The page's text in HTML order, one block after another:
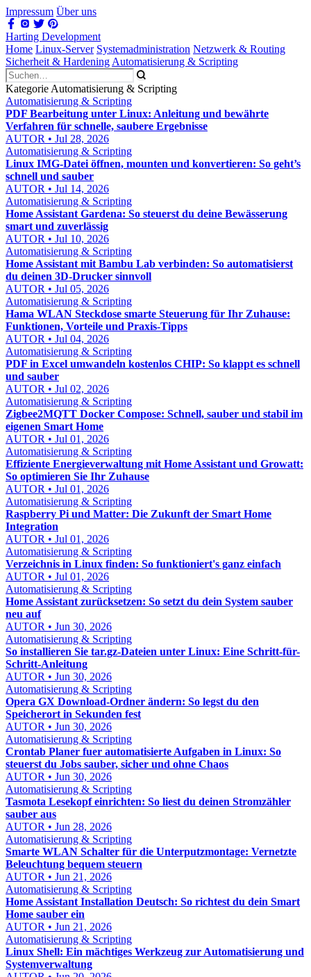
Impressum Über uns
Harting Development
Home Linux-Server Systemadministration Netzwerk & Routing
Sicherheit & Hardening Automatisierung & Scripting
Kategorie Automatisierung & Scripting
Automatisierung & Scripting
PDF Bearbeitung unter Linux: Anleitung und bewährte
Verfahren für schnelle, saubere Ergebnisse
AUTOR • Jul 28, 2026
Automatisierung & Scripting
Linux IMG-Datei öffnen, mounten und konvertieren: So geht’s
schnell und sauber
AUTOR • Jul 14, 2026
Automatisierung & Scripting
Home Assistant Gardena: So steuerst du deine Bewässerung
smart und zuverlässig
AUTOR • Jul 10, 2026
Automatisierung & Scripting
Home Assistant mit Bambu Lab verbinden: So automatisierst
du deinen 3D-Drucker sinnvoll
AUTOR • Jul 05, 2026
Automatisierung & Scripting
Hama WLAN Steckdose smarte Steuerung für Ihr Zuhause:
Funktionen, Vorteile und Praxis-Tipps
AUTOR • Jul 04, 2026
Automatisierung & Scripting
PDF in Excel umwandeln kostenlos CHIP: So klappt es schnell
und sauber
AUTOR • Jul 02, 2026
Automatisierung & Scripting
Zigbee2MQTT Docker Compose: Schnell, sauber und stabil im
eigenen Smart Home
AUTOR • Jul 01, 2026
Automatisierung & Scripting
Effiziente Energieverwaltung mit Home Assistant und Growatt:
So optimieren Sie Ihr Zuhause
AUTOR • Jul 01, 2026
Automatisierung & Scripting
Raspberry Pi und Matter: Die Zukunft der Smart Home
Integration
AUTOR • Jul 01, 2026
Automatisierung & Scripting
Verzeichnis in Linux finden: So funktioniert's ganz einfach
AUTOR • Jul 01, 2026
Automatisierung & Scripting
Home Assistant zurücksetzen: So setzt du dein System sauber
neu auf
AUTOR • Jun 30, 2026
Automatisierung & Scripting
So installieren Sie tar.gz-Dateien unter Linux: Eine Schritt-für-
Schritt-Anleitung
AUTOR • Jun 30, 2026
Automatisierung & Scripting
Opera GX Download-Ordner ändern: So legst du den
Speicherort in Sekunden fest
AUTOR • Jun 30, 2026
Automatisierung & Scripting
Crontab Planer fuer automatisierte Aufgaben in Linux: So
steuerst du Jobs sauber, sicher und ohne Chaos
AUTOR • Jun 30, 2026
Automatisierung & Scripting
Tasmota Lesekopf einrichten: So liest du deinen Stromzähler
sauber aus
AUTOR • Jun 28, 2026
Automatisierung & Scripting
Smarte WLAN Schalter für die Unterputzmontage: Vernetzte
Beleuchtung bequem steuern
AUTOR • Jun 21, 2026
Automatisierung & Scripting
Home Assistant Installation Deutsch: So richtest du dein Smart
Home sauber ein
AUTOR • Jun 21, 2026
Automatisierung & Scripting
Linux Shell: Ein mächtiges Werkzeug zur Automatisierung und
Systemverwaltung